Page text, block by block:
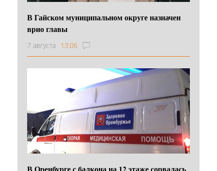
В Гайском муниципальном округе назначен
врио главы
7 августа 13:06
В Оренбурге с балкона на 12 этаже сорвалась